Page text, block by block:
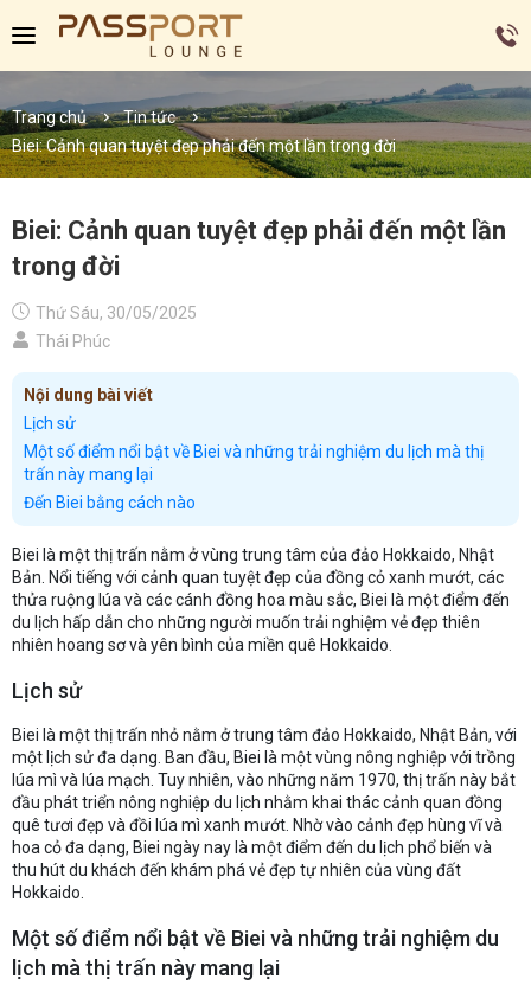
Trang chủ
Tin tức
Biei: Cảnh quan tuyệt đẹp phải đến một lần trong đời
Biei: Cảnh quan tuyệt đẹp phải đến một lần
trong đời
Thứ Sáu, 30/05/2025
Thái Phúc
Nội dung bài viết
Lịch sử
Một số điểm nổi bật về Biei và những trải nghiệm du lịch mà thị
trấn này mang lại
Đến Biei bằng cách nào
Biei là một thị trấn nằm ở vùng trung tâm của đảo Hokkaido, Nhật
Bản. Nổi tiếng với cảnh quan tuyệt đẹp của đồng cỏ xanh mướt, các
thửa ruộng lúa và các cánh đồng hoa màu sắc, Biei là một điểm đến
du lịch hấp dẫn cho những người muốn trải nghiệm vẻ đẹp thiên
nhiên hoang sơ và yên bình của miền quê Hokkaido.
Lịch sử
Biei là một thị trấn nhỏ nằm ở trung tâm đảo Hokkaido, Nhật Bản, với
một lịch sử đa dạng. Ban đầu, Biei là một vùng nông nghiệp với trồng
lúa mì và lúa mạch. Tuy nhiên, vào những năm 1970, thị trấn này bắt
đầu phát triển nông nghiệp du lịch nhằm khai thác cảnh quan đồng
quê tươi đẹp và đồi lúa mì xanh mướt. Nhờ vào cảnh đẹp hùng vĩ và
hoa cỏ đa dạng, Biei ngày nay là một điểm đến du lịch phổ biến và
thu hút du khách đến khám phá vẻ đẹp tự nhiên của vùng đất
Hokkaido.
Một số điểm nổi bật về Biei và những trải nghiệm du
lịch mà thị trấn này mang lại